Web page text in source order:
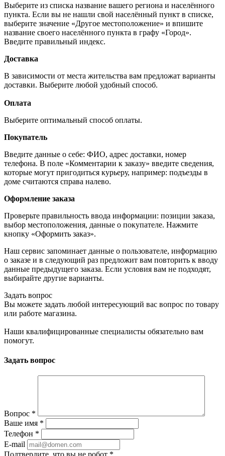
Выберите из списка название вашего региона и населённого
пункта. Если вы не нашли свой населённый пункт в списке,
выберите значение «Другое местоположение» и впишите
название своего населённого пункта в графу «Город».
Введите правильный индекс.
Доставка
В зависимости от места жительства вам предложат варианты
доставки. Выберите любой удобный способ.
Оплата
Выберите оптимальный способ оплаты.
Покупатель
Введите данные о себе: ФИО, адрес доставки, номер
телефона. В поле «Комментарии к заказу» введите сведения,
которые могут пригодиться курьеру, например: подъезды в
доме считаются справа налево.
Оформление заказа
Проверьте правильность ввода информации: позиции заказа,
выбор местоположения, данные о покупателе. Нажмите
кнопку «Оформить заказ».
Наш сервис запоминает данные о пользователе, информацию
о заказе и в следующий раз предложит вам повторить к вводу
данные предыдущего заказа. Если условия вам не подходят,
выбирайте другие варианты.
Задать вопрос
Вы можете задать любой интересующий вас вопрос по товару
или работе магазина.
Наши квалифицированные специалисты обязательно вам
помогут.
Задать вопрос
Вопрос *
Ваше имя *
Телефон *
E-mail